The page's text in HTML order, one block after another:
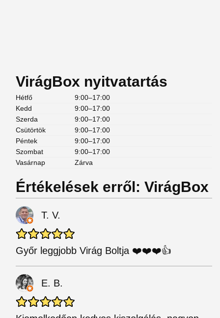
VirágBox nyitvatartás
Hétfő
9:00–17:00
Kedd
9:00–17:00
Szerda
9:00–17:00
Csütörtök
9:00–17:00
Péntek
9:00–17:00
Szombat
9:00–17:00
Vasárnap
Zárva
Értékelések erről: VirágBox
T. V.
Győr leggjobb Virág Boltja ❤️❤️❤️👍
E. B.